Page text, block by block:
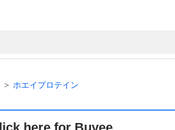
ホエイプロテイン